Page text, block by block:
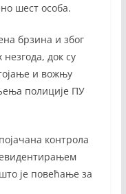
шест особа.
брзина и због
док су
и вожњу
полиције ПУ
контрола
евидентирањем
је повећање за